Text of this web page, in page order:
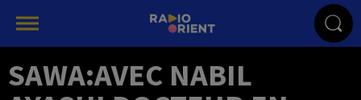
SAWA:AVEC NABIL